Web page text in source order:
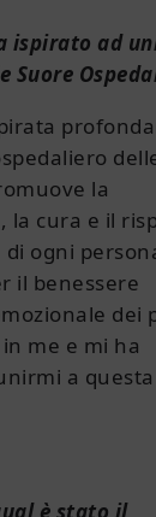
ispirato ad
Suore
la
la cura e il
ogni
il benessere
dei
me e mi ha
a questa